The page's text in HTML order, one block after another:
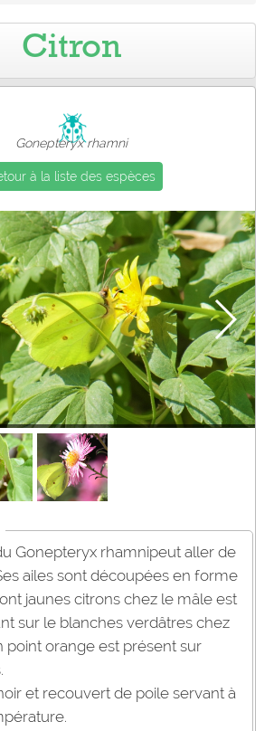
Pro
Citron
Gonepteryx rhamni
à la liste des espèces
Gonepteryx rhamnipeutaller de
ailes sontdécoupées en forme
jaunes citrons chez le mâle est
sur le blanches verdâtres chez
point orange est présent sur
.
et recouvert de poile servant à